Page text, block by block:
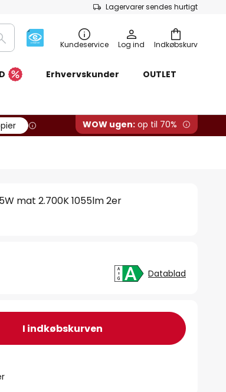
Lagervarer sendes hurtigt
Indkøbskurv
Søg Kundeservice Log ind
Erhvervskunder OUTLET
WOW ugen: op til 70%
mat 2.700K 1055lm 2er
Datablad
I indkøbskurven